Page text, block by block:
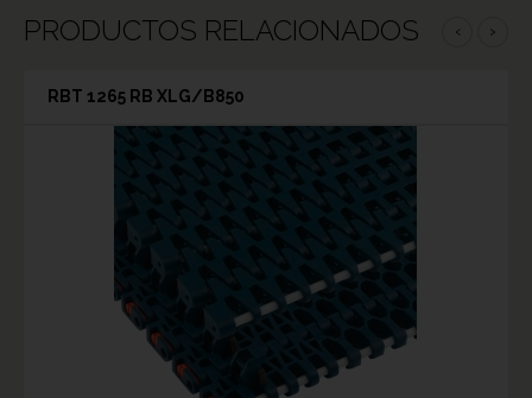
PRODUCTOS RELACIONADOS ‹ ›
RBT 1265 RB XLG/B850